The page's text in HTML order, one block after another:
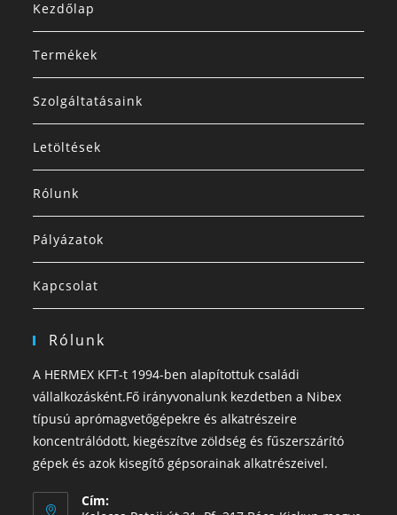
Kezdőlap
Termékek
Szolgáltatásaink
Letöltések
Rólunk
Pályázatok
Kapcsolat
Rólunk
A HERMEX KFT-t 1994-ben alapítottuk családi
vállalkozásként.Fő irányvonalunk kezdetben a Nibex
típusú aprómagvetőgépekre és alkatrészeire
koncentrálódott, kiegészítve zöldség és fűszerszárító
gépek és azok kisegítő gépsorainak alkatrészeivel.
Cím: